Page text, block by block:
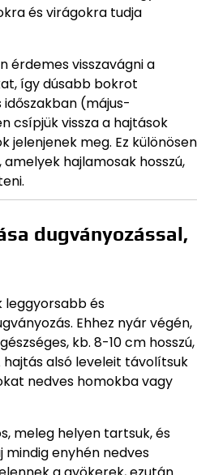
és virágokra tudja
érdemes visszavágni a
így dúsabb bokrot
(május-
csípjük vissza a hajtások
jelenjenek meg. Ez különösen
hajlamosak hosszú,
dugványozással,
leggyorsabb és
Ehhez nyár végén,
kb. 8-10 cm hosszú,
alsó leveleit távolítsuk
nedves homokba vagy
meleg helyen tartsuk, és
mindig enyhén nedves